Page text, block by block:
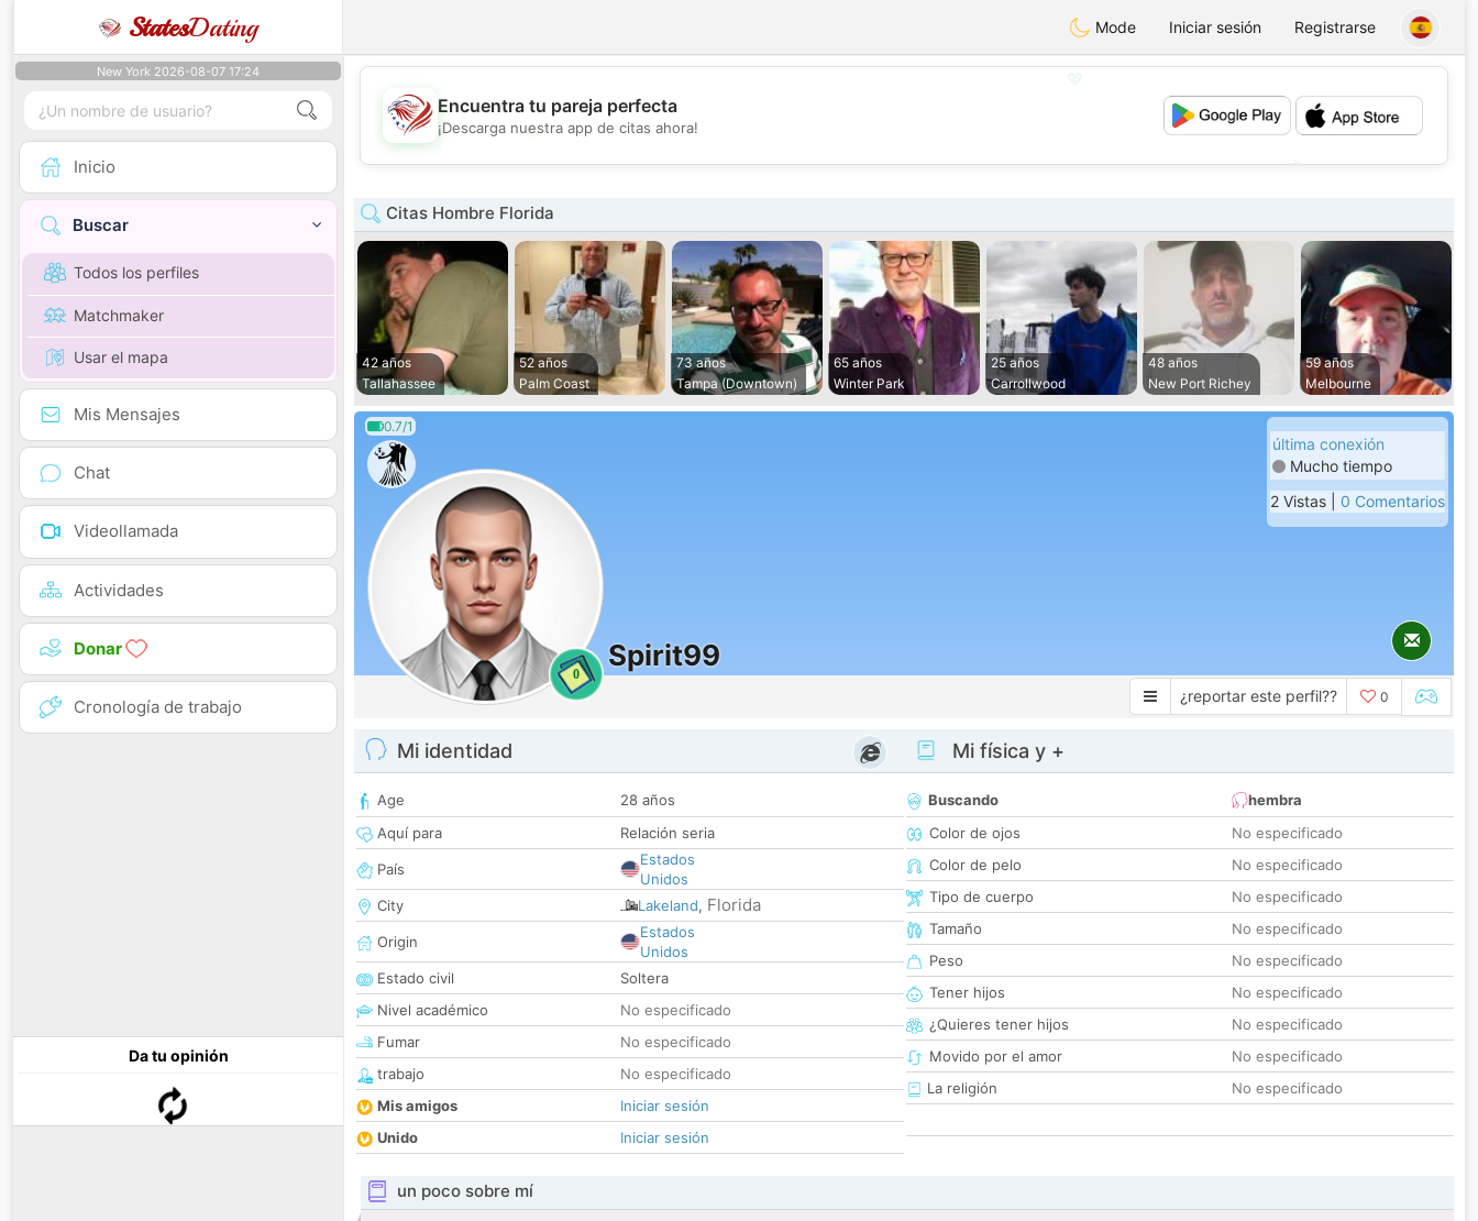
StatesDating Mode Iniciar sesión Registrarse
New York 2026-08-07 17:24
Inicio
Buscar
Todos los perfiles
Matchmaker
Usar el mapa
Mis Mensajes
Chat
Videollamada
Actividades
Donar
Cronología de trabajo
Da tu opinión
💕
Encuentra tu pareja perfecta
¡Descarga nuestra app de citas ahora!
Citas Hombre Florida
42 años
Tallahassee
52 años
Palm Coast
73 años
Tampa (Downtown)
65 años
Winter Park
25 años
Carrollwood
48 años
New Port Richey
59 años
Melbourne
0.7/1
0
Spirit99
última conexión
Mucho tiempo
2 Vistas | 0 Comentarios
¿reportar este perfil?? 0
Mi identidad
Age
28 años
Aquí para
Relación seria
País
Estados
Unidos
City
Lakeland, Florida
Origin
Estados
Unidos
Estado civil
Soltera
Nivel académico
No especificado
Fumar
No especificado
trabajo
No especificado
Mis amigos
Iniciar sesión
Unido
Iniciar sesión
Mi física y +
Buscando
hembra
Color de ojos
No especificado
Color de pelo
No especificado
Tipo de cuerpo
No especificado
Tamaño
No especificado
Peso
No especificado
Tener hijos
No especificado
¿Quieres tener hijos
No especificado
Movido por el amor
No especificado
La religión
No especificado
un poco sobre mí